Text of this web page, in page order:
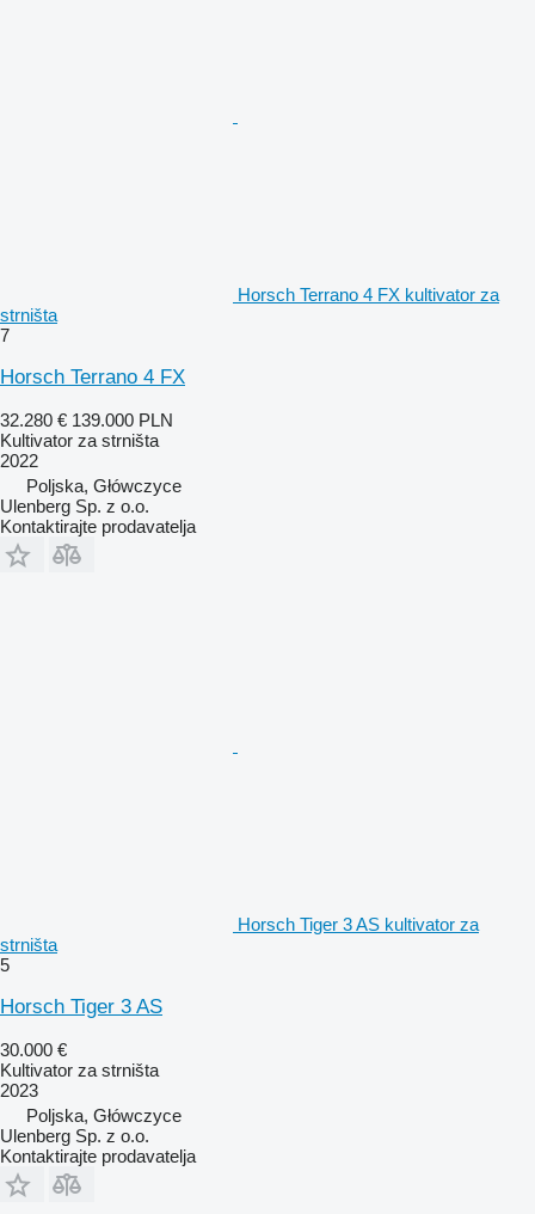
Horsch Terrano 4 FX kultivator za
strništa
7
Horsch Terrano 4 FX
32.280 € 139.000 PLN
Kultivator za strništa
2022
Poljska, Główczyce
Ulenberg Sp. z o.o.
Kontaktirajte prodavatelja
Horsch Tiger 3 AS kultivator za
strništa
5
Horsch Tiger 3 AS
30.000 €
Kultivator za strništa
2023
Poljska, Główczyce
Ulenberg Sp. z o.o.
Kontaktirajte prodavatelja